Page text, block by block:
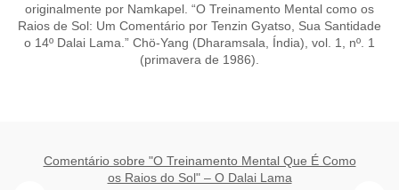
originalmente por Namkapel. “O Treinamento Mental como os
Raios de Sol: Um Comentário por Tenzin Gyatso, Sua Santidade
o 14º Dalai Lama.” Chö-Yang (Dharamsala, Índia), vol. 1, nº. 1
(primavera de 1986).
Comentário sobre "O Treinamento Mental Que É Como
os Raios do Sol" – O Dalai Lama